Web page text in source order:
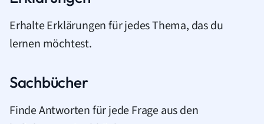
Erhalte Erklärungen für jedes Thema, das du
lernen möchtest.
Sachbücher
Finde Antworten für jede Frage aus den